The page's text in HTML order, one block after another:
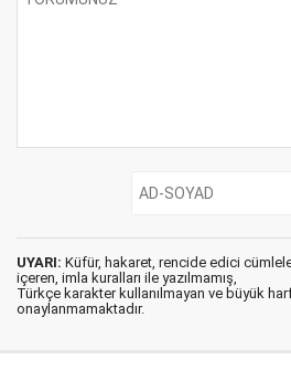
UYARI: Küfür, hakaret, rencide edici
içeren, imla kuralları ile yazılmamış,
Türkçe karakter kullanılmayan ve büyük
onaylanmamaktadır.